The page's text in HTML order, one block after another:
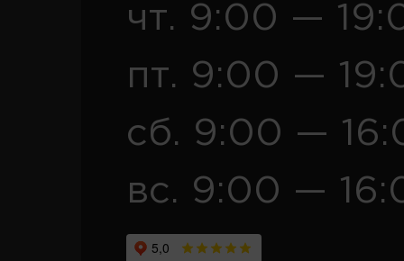
чт. 9:00 —
пт. 9:00 —
сб. 9:00 —
вс. 9:00 —